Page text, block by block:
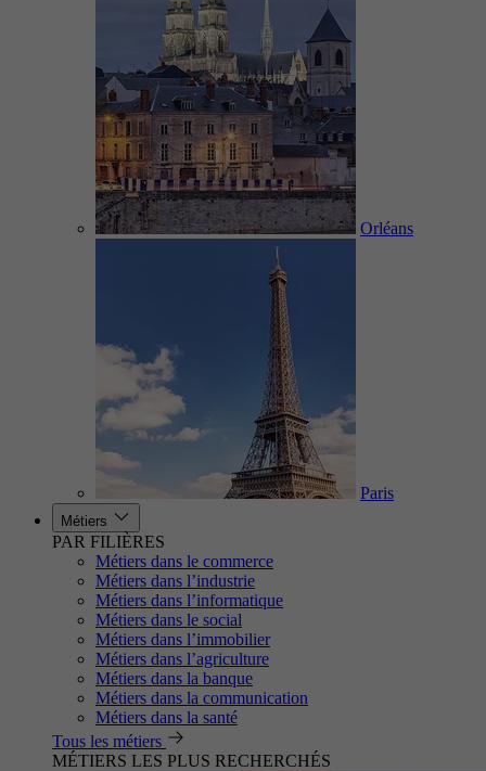
Orléans
Paris
Métiers
PAR FILIÈRES
Métiers dans le commerce
Métiers dans l’industrie
Métiers dans l’informatique
Métiers dans le social
Métiers dans l’immobilier
Métiers dans l’agriculture
Métiers dans la banque
Métiers dans la communication
Métiers dans la santé
Tous les métiers
MÉTIERS LES PLUS RECHERCHÉS